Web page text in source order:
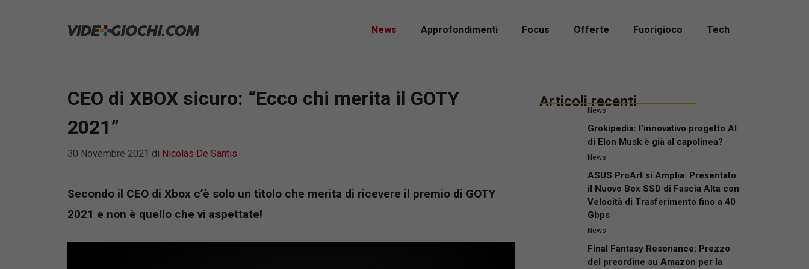
News Approfondimenti Focus Offerte Fuorigioco Tech
CEO di XBOX sicuro: “Ecco chi merita il GOTY
2021”
30 Novembre 2021 di Nicolas De Santis
Secondo il CEO di Xbox c’è solo un titolo che merita di ricevere il premio di GOTY
2021 e non è quello che vi aspettate!
Articoli recenti
News
Grokipedia: l’innovativo progetto AI
di Elon Musk è già al capolinea?
News
ASUS ProArt si Amplia: Presentato
il Nuovo Box SSD di Fascia Alta con
Velocità di Trasferimento fino a 40
Gbps
News
Final Fantasy Resonance: Prezzo
del preordine su Amazon per la